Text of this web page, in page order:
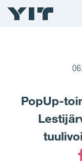
PopUp-